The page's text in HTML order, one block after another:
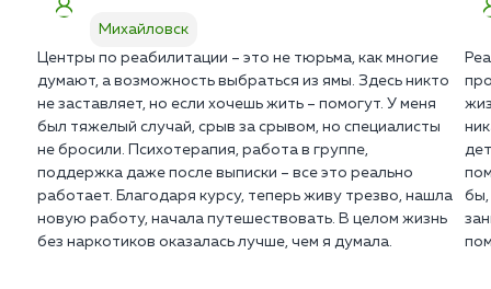
лечения.
Михайловск
Центры по реабилитации – это не тюрьма, как многие
думают, а возможность выбраться из ямы. Здесь никто
не заставляет, но если хочешь жить – помогут. У меня
был тяжелый случай, срыв за срывом, но специалисты
не бросили. Психотерапия, работа в группе,
поддержка даже после выписки – все это реально
работает. Благодаря курсу, теперь живу трезво, нашла
новую работу, начала путешествовать. В целом жизнь
без наркотиков оказалась лучше, чем я думала.
бы,